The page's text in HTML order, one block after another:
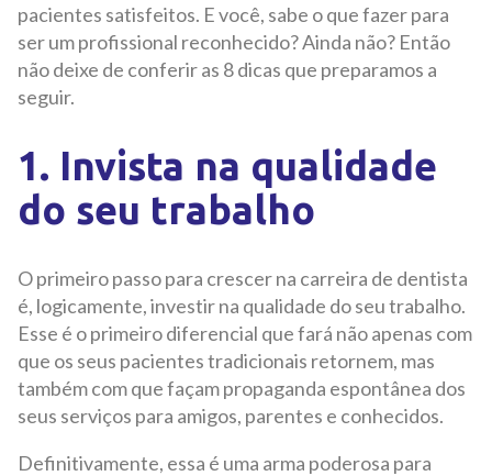
pacientes satisfeitos. E você, sabe o que fazer para
ser um profissional reconhecido? Ainda não? Então
não deixe de conferir as 8 dicas que preparamos a
seguir.
1. Invista na qualidade
do seu trabalho
O primeiro passo para crescer na carreira de dentista
é, logicamente, investir na qualidade do seu trabalho.
Esse é o primeiro diferencial que fará não apenas com
que os seus pacientes tradicionais retornem, mas
também com que façam propaganda espontânea dos
seus serviços para amigos, parentes e conhecidos.
Definitivamente, essa é uma arma poderosa para